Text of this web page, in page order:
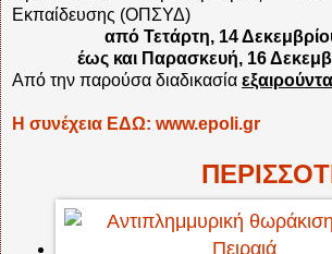
Εκπαίδευσης (ΟΠΣΥΔ)
από Τετάρτη, 14
έως και Παρασκευή, 16
Από την παρούσα διαδικασία
Η συνέχεια ΕΔΩ: www.epoli.gr